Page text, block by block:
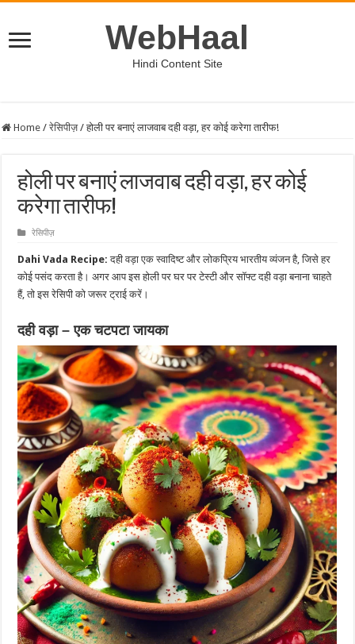
WebHaal
Hindi Content Site
Home / रेसिपीज़ / होली पर बनाएं लाजवाब दही वड़ा, हर कोई करेगा तारीफ!
होली पर बनाएं लाजवाब दही वड़ा, हर कोई
करेगा तारीफ!
रेसिपीज़
Dahi Vada Recipe: दही वड़ा एक स्वादिष्ट और लोकप्रिय भारतीय व्यंजन है, जिसे हर
कोई पसंद करता है। अगर आप इस होली पर घर पर टेस्टी और सॉफ्ट दही वड़ा बनाना चाहते
हैं, तो इस रेसिपी को जरूर ट्राई करें।
दही वड़ा – एक चटपटा जायका